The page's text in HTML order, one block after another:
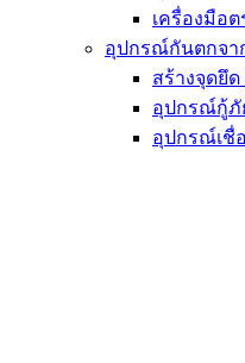
เครื่องมือ
อุปกรณ์กันตกจา
สร้างจุดยึด
อุปกรณ์กู้ภั
อุปกรณ์เชื่